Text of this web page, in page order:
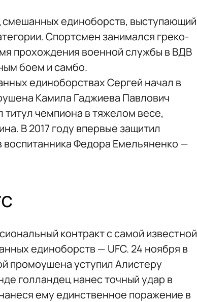
единоборств, выступающий
Спортсмен занимался греко-
прохождения военной службы в ВДВ
боем и самбо.
единоборствах Сергей начал в
Камила Гаджиева Павлович
чемпиона в тяжелом весе,
В 2017 году впервые защитил
воспитанника Федора Емельяненко —
контракт с самой известной
единоборств — UFC. 24 ноября в
промоушена уступил Алистеру
голландец нанес точный удар в
ему единственное поражение в